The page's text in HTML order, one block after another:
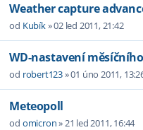
Weather capture
od Kubík»02 led 2011, 21:42
WD-nastavení
od robert123»01 úno 2011,
Meteopoll
od omicron»21 led 2011, 16:44